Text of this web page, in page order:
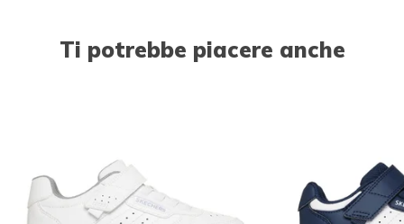
Ti potrebbe piacere anche